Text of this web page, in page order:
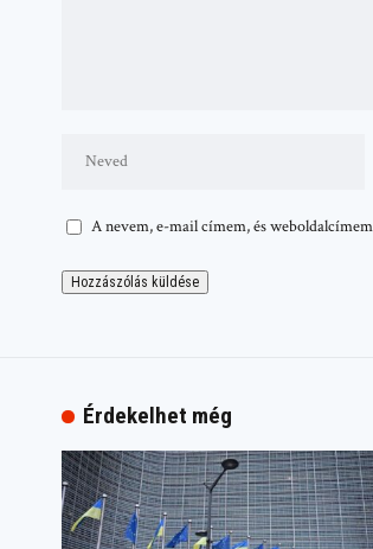
A nevem, e-mail címem, és
Érdekelhet még